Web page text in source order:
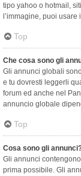
tipo yahoo o hotmail,
l’immagine, puoi
Top
Che cosa sono gli
Gli annunci globali
e tu dovresti leggerli
forum ed anche nel
annuncio globale
Top
Cosa sono gli
Gli annunci
prima possibile. Gli